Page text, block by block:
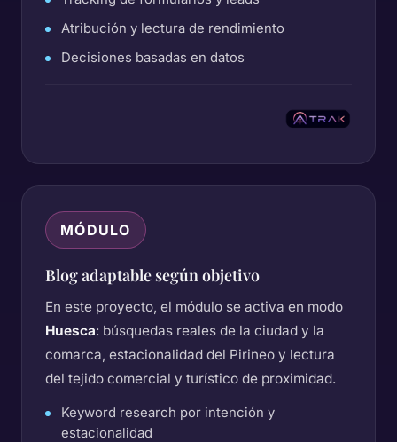
Atribución y lectura de rendimiento
Decisiones basadas en datos
MÓDULO
Blog adaptable según objetivo
En este proyecto, el módulo se activa en modo
Huesca: búsquedas reales de la ciudad y la
comarca, estacionalidad del Pirineo y lectura
del tejido comercial y turístico de proximidad.
Keyword research por intención y
estacionalidad